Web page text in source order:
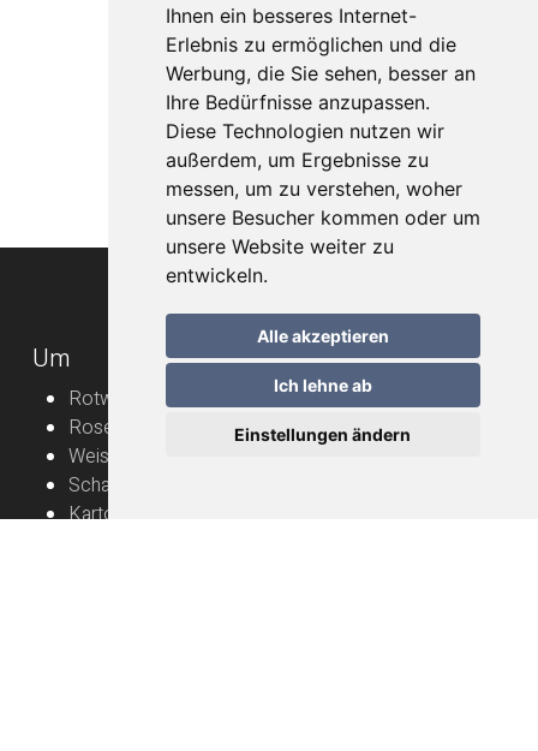
Ihnen ein besseres Internet-
Erlebnis zu ermöglichen und die
Werbung, die Sie sehen, besser an
Ihre Bedürfnisse anzupassen.
Diese Technologien nutzen wir
außerdem, um Ergebnisse zu
messen, um zu verstehen, woher
unsere Besucher kommen oder um
unsere Website weiter zu
entwickeln.
Alle akzeptieren
Ich lehne ab
Einstellungen ändern
Um
Rotweine
Roséweine
Weissweine
Schaumweine
Karton